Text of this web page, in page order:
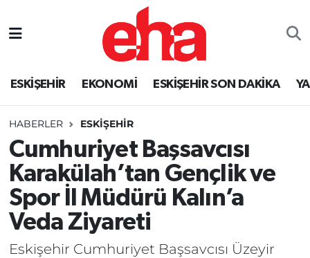
ESKİŞEHİR EKONOMİ ESKİŞEHİR SON DAKİKA
HABERLER ESKİŞEHİR
Cumhuriyet Başsavcısı
Karakülah’tan Gençlik ve
Spor İl Müdürü Kalın’a
Veda Ziyareti
Eskişehir Cumhuriyet Başsavcısı Üzeyir